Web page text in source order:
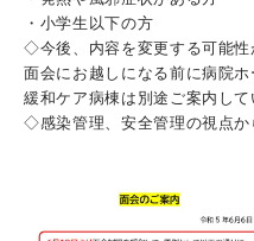
・小学生以下の方
◇今後、内容を変更する可能性
面会にお越しになる前に病院
緩和ケア病棟は別途ご案内して
◇感染管理、安全管理の視点か